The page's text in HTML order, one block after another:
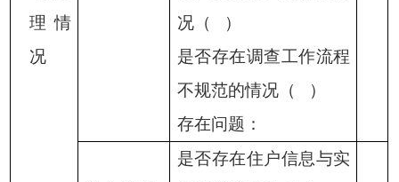
理情
况
况（
）
是否存在调查工作流程
不规范的情况（
）
存在问题：
是否存在住户信息与实